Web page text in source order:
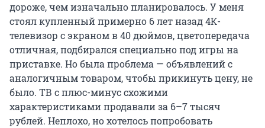
дороже, чем изначально планировалось. У меня
стоял купленный примерно 6 лет назад 4К-
телевизор с экраном в 40 дюймов, цветопередача
отличная, подбирался специально под игры на
приставке. Но была проблема — объявлений с
аналогичным товаром, чтобы прикинуть цену, не
было. ТВ с плюс-минус схожими
характеристиками продавали за 6–7 тысяч
рублей. Неплохо, но хотелось попробовать